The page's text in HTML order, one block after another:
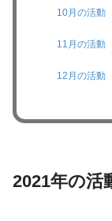
10月の活動
11月の活動
12月の活動
2021年の活